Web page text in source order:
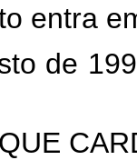
entra
de